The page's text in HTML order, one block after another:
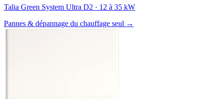
Talia Green System Ultra D2 · 12 à 35 kW
Pannes & dépannage du chauffage seul →